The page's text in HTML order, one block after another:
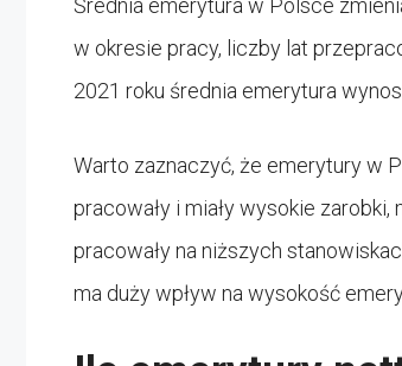
Średnia emerytura w Polsce
w okresie pracy, liczby lat
2021 roku średnia emerytura
Warto zaznaczyć, że emerytury w
pracowały i miały wysokie
pracowały na niższych
ma duży wpływ na wysokość